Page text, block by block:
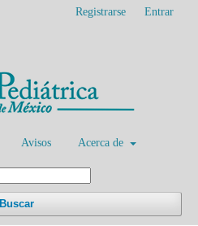
Avisos Acerca de
Buscar
Registrarse Entrar